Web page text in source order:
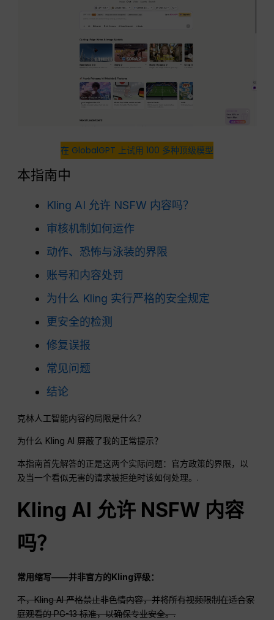
在 GlobalGPT 上试用 100 多种顶级模型
本指南中
Kling AI 允许 NSFW 内容吗？
审核机制如何运作
动作、恐怖与泳装的界限
账号和内容处罚
为什么 Kling 实行严格的安全规定
更安全的检测
修复误报
常见问题
结论
克林人工智能内容的局限是什么？
为什么 Kling AI 屏蔽了我的正常提示？
本指南首先解答的正是这两个实际问题：官方政策的界限，以
及当一个看似无害的请求被拒绝时该如何处理。.
Kling AI 允许 NSFW 内容
吗？
常用缩写——并非官方的Kling评级：
不，Kling AI 严格禁止非色情内容，并将所有视频限制在适合家
庭观看的 PG-13 标准，以确保专业安全。.